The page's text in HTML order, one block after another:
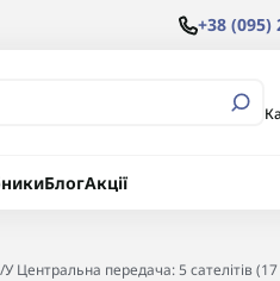
+38 (095)
БлогАкції
передача: 5 сателітів (17